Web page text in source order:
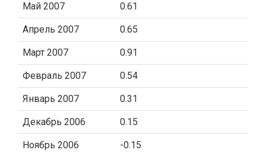
Май 2007 0.61
Апрель 2007 0.65
Март 2007 0.91
Февраль 2007 0.54
Январь 2007 0.31
Декабрь 2006 0.15
Ноябрь 2006 -0.15